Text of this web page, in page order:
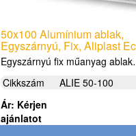
50x100 Alumínium ablak,
Egyszárnyú, Fix, Aliplast
Egyszárnyú fix műanyag
Cikkszám
ALIE 50-100
Ár: Kérjen
ajánlatot